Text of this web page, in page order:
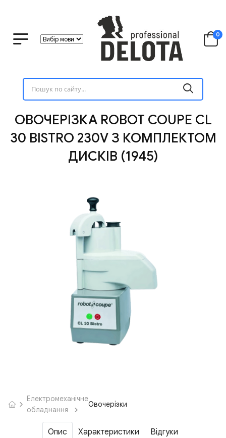
0
ОВОЧЕРІЗКА ROBOT COUPE CL
30 BISTRO 230V З КОМПЛЕКТОМ
ДИСКІВ (1945)
Електромеханічне
обладнання
Овочерізки
Опис Характеристики Відгуки